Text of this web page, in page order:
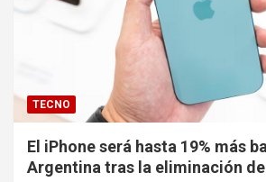
TECNO
El iPhone será hasta 19% más
Argentina tras la eliminación